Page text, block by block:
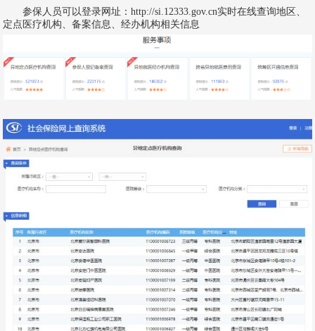
参保人员可以登录网址：http://si.12333.gov.cn实时在线查询地区、
定点医疗机构、备案信息、经办机构相关信息